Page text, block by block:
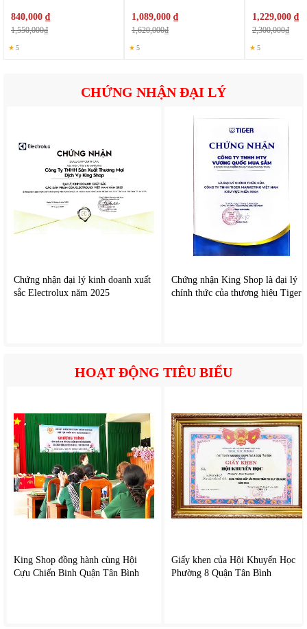
Nhờ tính năng này: Không khí ấm lan tỏa khắp không gian,
Hạn chế tình trạng nóng cục bộ, Mang lại cảm giác dễ chịu
Làm ấm nhanh chóng
Công nghệ sưởi gốm PTC giúp máy đạt nhiệt độ ổn định
nhanh chóng, rút ngắn thời gian làm ấm không gian, không
gây khô da.
Khác với các loại máy sưởi truyền thống, máy sưởi gốm
không đốt cháy oxy nên không gây khô da hay khó chịu khi
sử dụng lâu.
Nhờ cơ chế tự điều chỉnh nhiệt độ, máy giúp tối ưu lượng
840,000 ₫
1,550,000₫
★ 5
1,089,000 ₫
1,620,000₫
★ 5
1,229,000 ₫
2,300,000₫
★ 5
CHỨNG NHẬN ĐẠI LÝ
Chứng nhận đại lý kinh doanh xuất
sắc Electrolux năm 2025
Chứng nhận King Shop là đại lý
chính thức của thương hiệu Tiger
HOẠT ĐỘNG TIÊU BIỂU
King Shop đồng hành cùng Hội
Cựu Chiến Binh Quận Tân Bình
Giấy khen của Hội Khuyến Học
Phường 8 Quận Tân Bình